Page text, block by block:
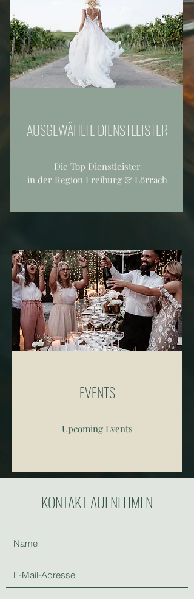
AUSGEWÄHLTE DIENSTLEISTER
Die Top Dienstleister
in der Region Freiburg & Lörrach
EVENTS
Upcoming Events
KONTAKT AUFNEHMEN